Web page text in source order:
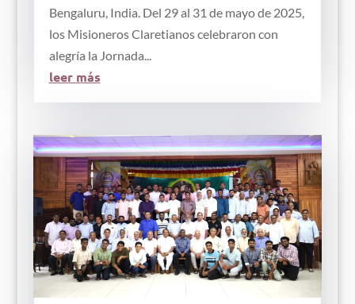
Bengaluru, India. Del 29 al 31 de mayo de 2025,
los Misioneros Claretianos celebraron con
alegría la Jornada...
leer más